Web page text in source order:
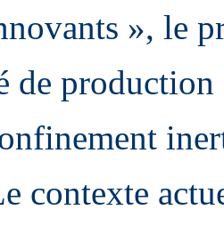
», le
production
contexte